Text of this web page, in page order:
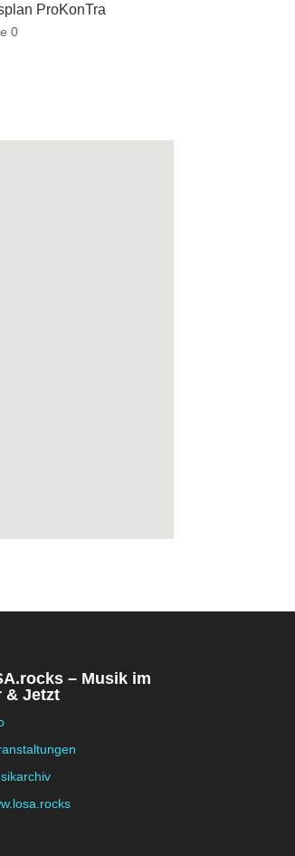
ProKonTra
0
– Musik im
& Jetzt